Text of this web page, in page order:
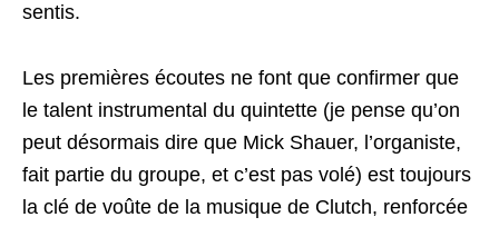
sentis.
Les premières écoutes ne font que confirmer que
le talent instrumental du quintette (je pense qu’on
peut désormais dire que Mick Shauer, l’organiste,
fait partie du groupe, et c’est pas volé) est toujours
la clé de voûte de la musique de Clutch, renforcée